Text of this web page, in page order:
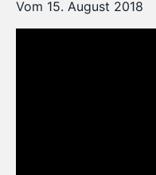
Vom 15. August 2018